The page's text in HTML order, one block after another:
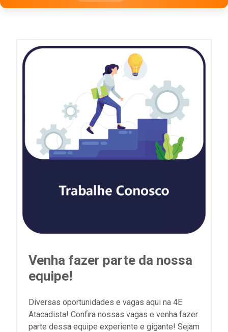
Venha fazer parte da nossa
equipe!
Diversas oportunidades e vagas aqui na 4E
Atacadista! Confira nossas vagas e venha fazer
parte dessa equipe experiente e gigante! Sejam